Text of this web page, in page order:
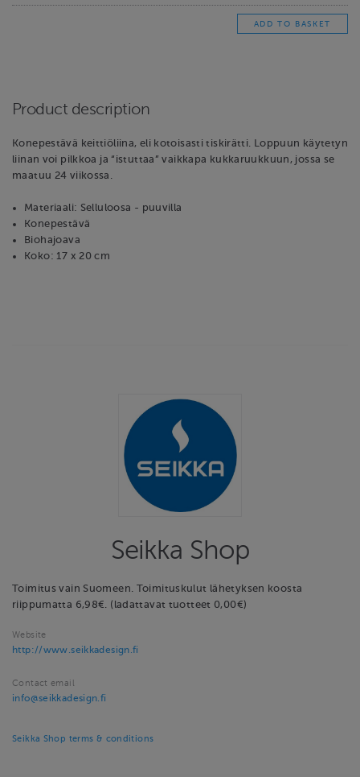
Product description
Konepestävä keittiöliina, eli kotoisasti tiskirätti. Loppuun käytetyn
liinan voi pilkkoa ja “istuttaa” vaikkapa kukkaruukkuun, jossa se
maatuu 24 viikossa.
Materiaali: Selluloosa - puuvilla
Konepestävä
Biohajoava
Koko: 17 x 20 cm
Seikka Shop
Toimitus vain Suomeen. Toimituskulut lähetyksen koosta
riippumatta 6,98€. (ladattavat tuotteet 0,00€)
Website
http://www.seikkadesign.fi
Contact email
info@seikkadesign.fi
Seikka Shop terms & conditions